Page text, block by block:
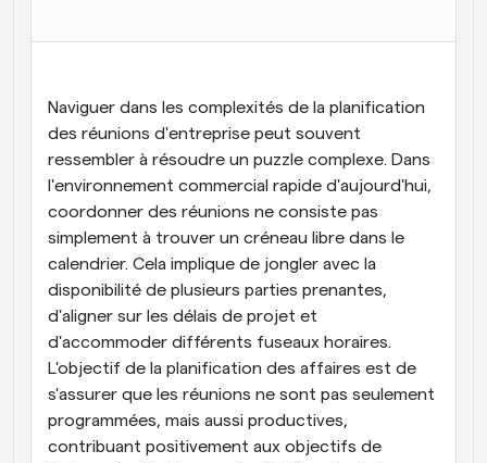
Programmation surpuissante avec des appels
alimentés par l'IA
Blog
Restez à jour avec les dernières nouvelles et mises à
jour
Réunions instantanées
Rencontrez des clients en quelques minutes
Liens de groupe dynamique
Réservez facilement des réunions avec plusieurs
personnes
Webhooks
Soyez informé lorsque quelque chose se passe
Naviguer dans les complexités de la planification
des réunions d'entreprise peut souvent
ressembler à résoudre un puzzle complexe. Dans
l'environnement commercial rapide d'aujourd'hui,
coordonner des réunions ne consiste pas
simplement à trouver un créneau libre dans le
calendrier. Cela implique de jongler avec la
disponibilité de plusieurs parties prenantes,
d'aligner sur les délais de projet et
d'accommoder différents fuseaux horaires.
L'objectif de la planification des affaires est de
s'assurer que les réunions ne sont pas seulement
programmées, mais aussi productives,
contribuant positivement aux objectifs de